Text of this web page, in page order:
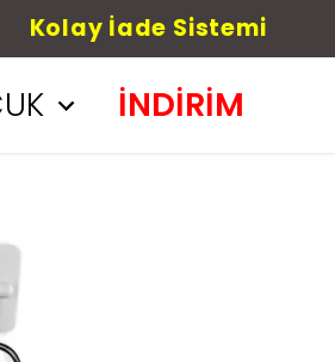
Kolay İade Sistemi
İNDİRİM